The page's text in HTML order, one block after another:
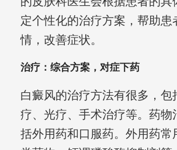
定个性化的治疗方案，帮助患
情，改善症状。
治疗：综合方案，对症下药
白癜风的治疗方法有很多，包
疗、光疗、手术治疗等。药物
括外用药和口服药。外用药常